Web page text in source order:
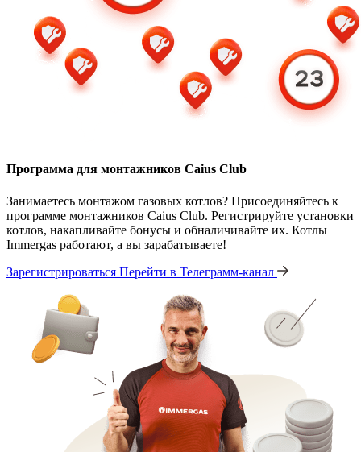
Программа для монтажников Caius Club
Занимаетесь монтажом газовых котлов? Присоединяйтесь к
программе монтажников Caius Club. Регистрируйте установки
котлов, накапливайте бонусы и обналичивайте их. Котлы
Immergas работают, а вы зарабатываете!
Зарегистрироваться Перейти в Телеграмм-канал